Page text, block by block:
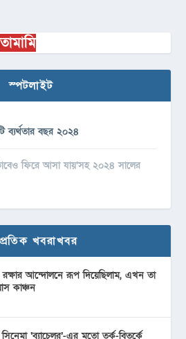
স্পটলাইট
ব্যর্থতার বছর ২০২৪
ফিরে আসা যায়’সহ ২০২৪ সালের
খবরাখবর
আন্দোলনে রূপ দিয়েছিলাম, এখন তা
কাঞ্চন
‘ব্যাচেলর’-এর মতো তর্ক-বিতর্কে